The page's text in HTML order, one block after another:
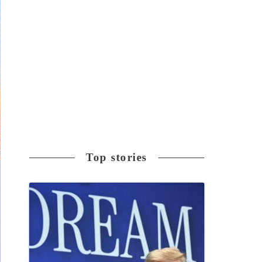
Top stories